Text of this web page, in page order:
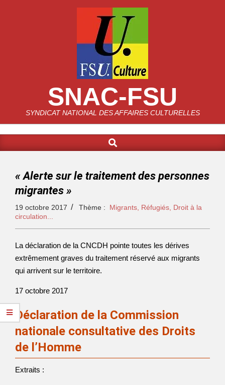
SNAC-FSU
SYNDICAT NATIONAL DES AFFAIRES CULTURELLES
« Alerte sur le traitement des personnes
migrantes »
19 octobre 2017 Thème :
Migrants, Réfugiés, Droit à la
circulation...
La déclaration de la CNCDH pointe toutes les dérives
extrêmement graves du traitement réservé aux migrants
qui arrivent sur le territoire.
17 octobre 2017
Déclaration de la Commission
nationale consultative des Droits
de l’Homme
Extraits :